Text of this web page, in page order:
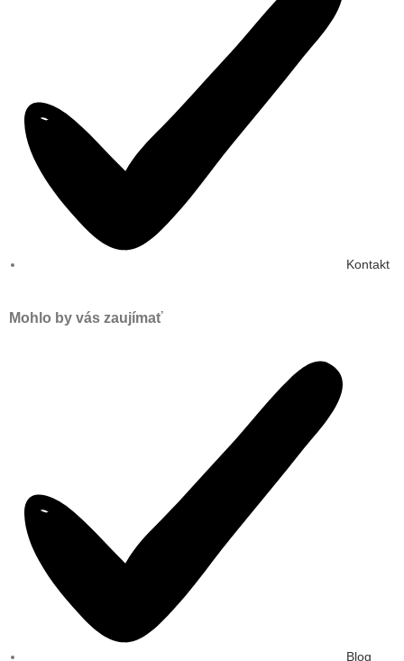
Kontakt
Mohlo by vás zaujímať
Blog